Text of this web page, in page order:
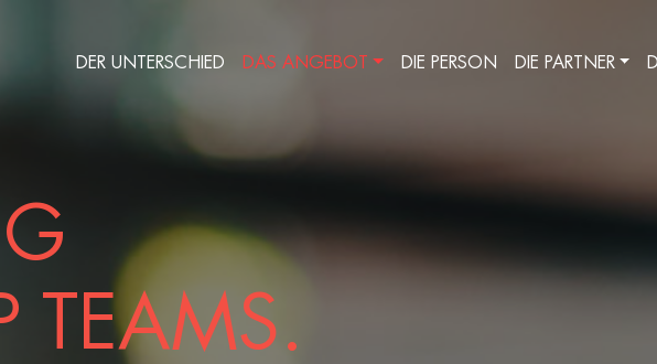
DER UNTERSCHIED
DAS ANGEBOT DIE PERSON DIE PARTNER
TEAMS.